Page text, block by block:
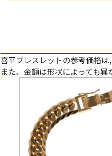
喜平ブレスレットの参考価格は
また、金額は形状によっても